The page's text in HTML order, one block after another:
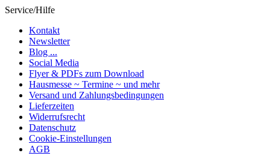
Service/Hilfe
Kontakt
Newsletter
Blog ...
Social Media
Flyer & PDFs zum Download
Hausmesse ~ Termine ~ und mehr
Versand und Zahlungsbedingungen
Lieferzeiten
Widerrufsrecht
Datenschutz
Cookie-Einstellungen
AGB